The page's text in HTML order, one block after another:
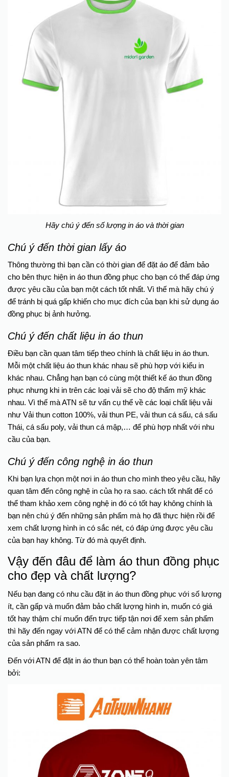
Hãy chú ý đến số lượng in áo và thời gian
Chú ý đến thời gian lấy áo
Thông thường thì bạn cần có thời gian để đặt áo để đảm bảo
cho bên thực hiện in áo thun đồng phục cho bạn có thể đáp ứng
được yêu cầu của bạn một cách tốt nhất. Vì thế mà hãy chú ý
để tránh bị quá gấp khiến cho mục đích của bạn khi sử dụng áo
đồng phục bị ảnh hưởng.
Chú ý đến chất liệu in áo thun
Điều bạn cần quan tâm tiếp theo chính là chất liệu in áo thun.
Mỗi một chất liệu áo thun khác nhau sẽ phù hợp với kiểu in
khác nhau. Chẳng hạn bạn có cùng một thiết kế áo thun đồng
phục nhưng khi in trên các loại vải sẽ cho độ thẩm mỹ khác
nhau. Vì thế mà ATN sẽ tư vấn cụ thể về các loại chất liệu vải
như Vải thun cotton 100%, vải thun PE, vải thun cá sấu, cá sấu
Thái, cá sấu poly, vải thun cá mập,… để phù hợp nhất với nhu
cầu của bạn.
Chú ý đến công nghệ in áo thun
Khi bạn lựa chọn một nơi in áo thun cho mình theo yêu cầu, hãy
quan tâm đến công nghệ in của họ ra sao. cách tốt nhất để có
thể tham khảo xem công nghệ in đó có tốt hay không chính là
bạn nên chú ý đến những sản phẩm mà họ đã thực hiện rồi để
xem chất lượng hình in có sắc nét, có đáp ứng được yêu cầu
của bạn hay không. Từ đó mà quyết định.
Vậy đến đâu để làm áo thun đồng phục
cho đẹp và chất lượng?
Nếu bạn đang có nhu cầu đặt in áo thun đồng phục với số lượng
ít, cần gấp và muốn đảm bảo chất lượng hình in, muốn có giá
tốt hay thậm chí muốn đến trực tiếp tận nơi để xem sản phẩm
thì hãy đến ngay với ATN để có thể cảm nhận được chất lượng
của sản phẩm ra sao.
Đến với ATN để đặt in áo thun bạn có thể hoàn toàn yên tâm
bởi: